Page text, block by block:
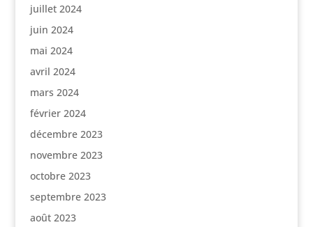
juillet 2024
juin 2024
mai 2024
avril 2024
mars 2024
février 2024
décembre 2023
novembre 2023
octobre 2023
septembre 2023
août 2023